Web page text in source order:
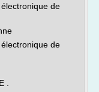
de
de
.